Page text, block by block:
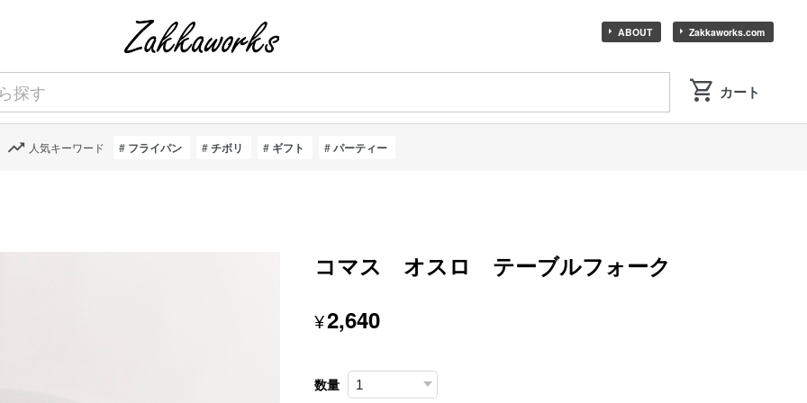
ABOUT Zakkaworks.com
人気キーワード フライパン チボリ ギフト パーティー
コマス オスロ テーブルフォーク
¥2,640
数量